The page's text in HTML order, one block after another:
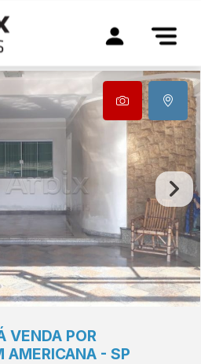
VENDA POR
- SP